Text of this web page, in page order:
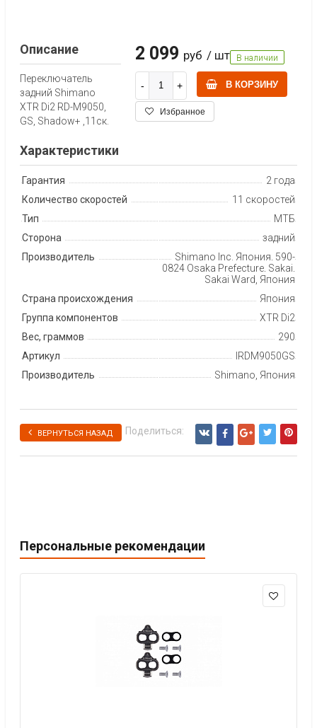
2 099 руб / шт В наличии
В КОРЗИНУ
Избранное
Описание
Переключатель
задний Shimano
XTR Di2 RD-M9050,
GS, Shadow+ ,11ск.
Характеристики
Гарантия
2 года
Количество скоростей
11 скоростей
Тип
МТБ
Сторона
задний
Производитель
Shimano Inc. Япония, 590-
0824 Osaka Prefecture, Sakai,
Sakai Ward, Япония
Страна происхождения
Япония
Группа компонентов
XTR Di2
Вес, граммов
290
Артикул
IRDM9050GS
Производитель
Shimano, Япония
ВЕРНУТЬСЯ НАЗАД Поделиться:
Персональные рекомендации